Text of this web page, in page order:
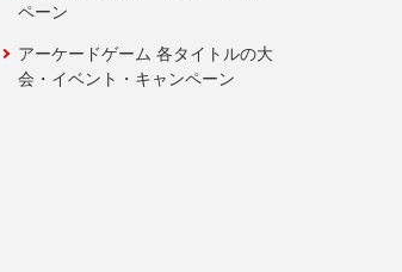
ペーン
アーケードゲーム 各タイトルの大
会・イベント・キャンペーン